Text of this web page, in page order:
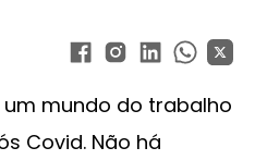
mundo do trabalho
Covid. Não há